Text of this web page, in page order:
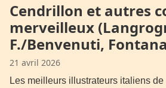
Cendrillon et autres
merveilleux
F./Benvenuti,
21 avril 2026
Les meilleurs illustrateurs italiens de